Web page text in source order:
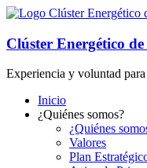
Clúster Energético
Experiencia y voluntad
Inicio
¿Quiénes somos?
¿Quiénes
Valores
Plan